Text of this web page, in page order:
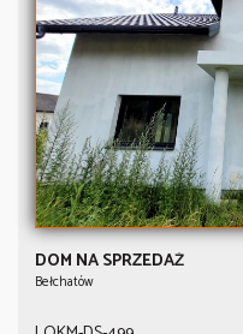
DOM NA SPRZEDAŻ
Bełchatów